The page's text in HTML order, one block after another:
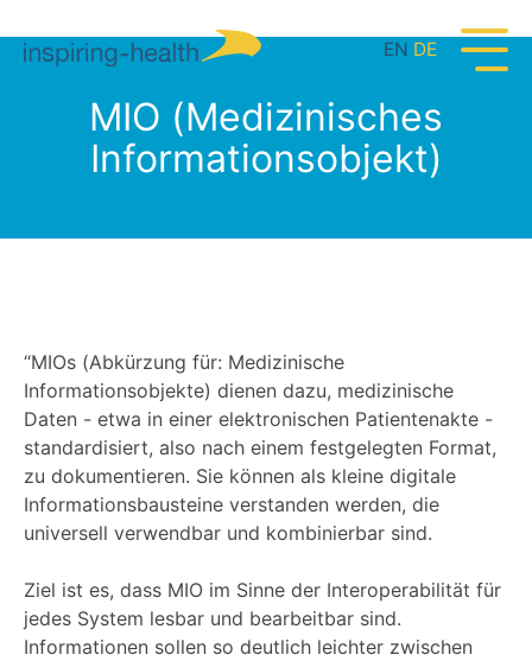
EN DE
MIO (Medizinisches
Informationsobjekt)
“MIOs (Abkürzung für: Medizinische
Informationsobjekte) dienen dazu, medizinische
Daten - etwa in einer elektronischen Patientenakte -
standardisiert, also nach einem festgelegten Format,
zu dokumentieren. Sie können als kleine digitale
Informationsbausteine verstanden werden, die
universell verwendbar und kombinierbar sind.
Ziel ist es, dass MIO im Sinne der Interoperabilität für
jedes System lesbar und bearbeitbar sind.
Informationen sollen so deutlich leichter zwischen